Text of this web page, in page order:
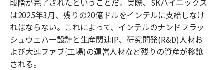
は2025年3月、残りの20億ドルをインテルに支給しなけ
ればならない。これによって、インテルのナンドフラッ
シュウェハー設計と生産関連IP、研究開発(R&D)人材お
よび大連ファブ(工場)の運営人材など残りの資産が移譲
される。